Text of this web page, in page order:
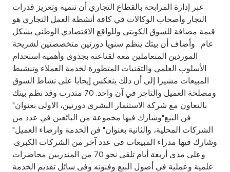
Contact us
Branch & ATM locator
Germany
Malaysia
Turkey
Egypt
عبر إدارة المرابحة بالقطاع التجاري أن تنمية وتعزيز قدرات
التجار وأصحاب الوكالات في كافة أنشطة العمل التجاري هو
قيمة مضافة للسوق الكويتي وللواقع الاقتصادي الوطني بشكل
عام. وأضاف أن بيتك ينظم سنويا دورتين متخصصتين لشريحة
الموردين المتعاملين معه لقناعته بجدوى وأهمية استخدام
الأسلوب العلمي والتقنيات المتطورة لخدمة العملاء وتنشيط
المبيعات مشيرا إلى أن ذلك ينعكس إيجابا على نشاط السوق
ومصلحة العميل والتاجر في آن واحد. 70 متدرب وقد نظم بيتك
بالتعاون مع شركة الاستثمار البشرى دورتين، الاولى بعنوان"
فن البيع"وشارك فيها مجموعة من البائعين في عدد من
الشركات المحلية، والثانية بعنوان" فن الخدمة وارضاء العميل"
وشارك فيها مدراء المبيعات فى عدد آخر من الشركات الكبرى.
وعلى مدى أربعة أيام تلقى نحو 70 من المتدربين محاضرات
علمية وعملية في أصول البيع وفنونه وفى سائل تقديم الخدمة